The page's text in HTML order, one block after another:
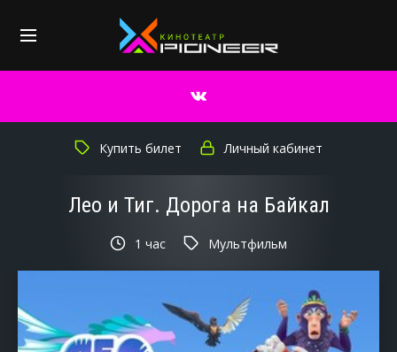
Купить билет Личный кабинет
Лео и Тиг. Дорога на Байкал
1 час Мультфильм